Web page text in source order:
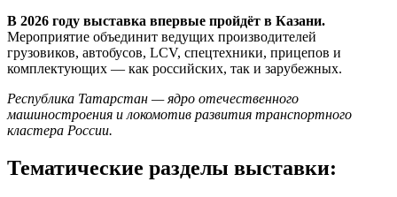
В 2026 году выставка впервые пройдёт в Казани.
Мероприятие объединит ведущих производителей
грузовиков, автобусов, LCV, спецтехники, прицепов и
комплектующих — как российских, так и зарубежных.
Республика Татарстан — ядро отечественного
машиностроения и локомотив развития транспортного
кластера России.
Тематические разделы выставки: